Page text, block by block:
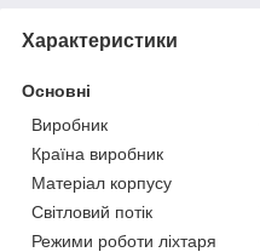
Характеристики
Основні
Виробник
Країна виробник
Матеріал корпусу
Світловий потік
Режими роботи ліхтаря